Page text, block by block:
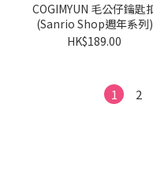
COGIMYUN 毛公仔鑰匙扣
(Sanrio Shop週年系列)
HK$189.00
1 2